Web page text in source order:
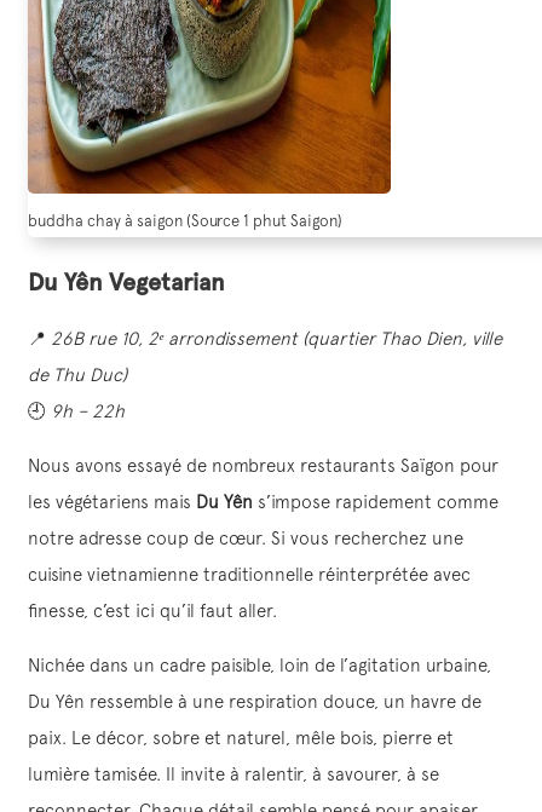
buddha chay à saigon (Source 1 phut Saigon)
Du Yên Vegetarian
📍 26B rue 10, 2ᵉ arrondissement (quartier Thao Dien, ville
de Thu Duc)
🕘 9h – 22h
Nous avons essayé de nombreux restaurants Saïgon pour
les végétariens mais Du Yên s’impose rapidement comme
notre adresse coup de cœur. Si vous recherchez une
cuisine vietnamienne traditionnelle réinterprétée avec
finesse, c’est ici qu’il faut aller.
Nichée dans un cadre paisible, loin de l’agitation urbaine,
Du Yên ressemble à une respiration douce, un havre de
paix. Le décor, sobre et naturel, mêle bois, pierre et
lumière tamisée. Il invite à ralentir, à savourer, à se